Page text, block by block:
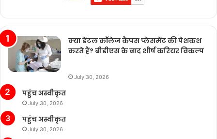
क्या डेंटल कॉलेज कैंपस प्लेसमेंट की पेशकश
करते हैं? बीडीएस के बाद शीर्ष करियर विकल्प
July 30, 2026
पहुंच अस्वीकृत
July 30, 2026
पहुंच अस्वीकृत
July 30, 2026